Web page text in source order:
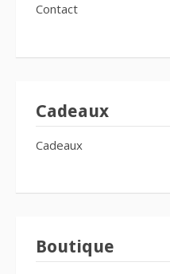
Contact
Cadeaux
Cadeaux
Boutique